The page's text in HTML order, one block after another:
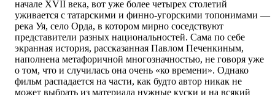
начале XVII века, вот уже более четырех столетий
уживается с татарскими и финно-угорскими топонимами —
река Уя, село Орда, в котором мирно соседствуют
представители разных национальностей. Сама по себе
экранная история, рассказанная Павлом Печенкиным,
наполнена метафоричной многозначностью, не говоря уже
о том, что и случилась она очень «ко времени». Однако
фильм распадается на части, как будто автор никак не
может выбрать из материала нужные куски и на всякий